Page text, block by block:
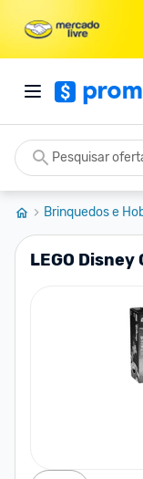
Brinquedos e
LEGO